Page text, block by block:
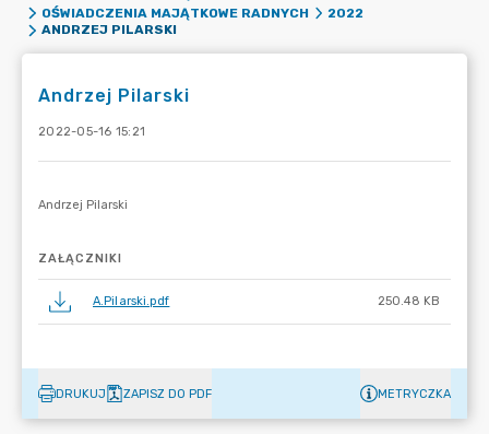
OŚWIADCZENIA MAJĄTKOWE RADNYCH
2022
ANDRZEJ PILARSKI
Andrzej Pilarski
2022-05-16 15:21
ZAŁĄCZNIKI
A.Pilarski.pdf 250.48 KB
DRUKUJ ZAPISZ DO PDF METRYCZKA